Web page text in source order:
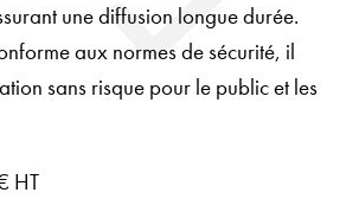
une diffusion longue durée.
aux normes de sécurité, il
sans risque pour le public et les
HT